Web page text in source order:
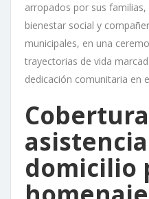
arropados por sus
bienestar social y
municipales, en una
trayectorias de vida
dedicación comunitaria en
Cobertura
domicilio